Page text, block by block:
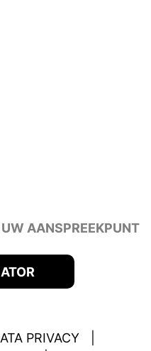
AANSPREEKPUNT
PRIVACY